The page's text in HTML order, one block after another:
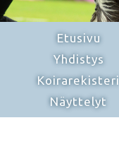
Etusivu
Yhdistys
Koirarekisteri
Näyttelyt